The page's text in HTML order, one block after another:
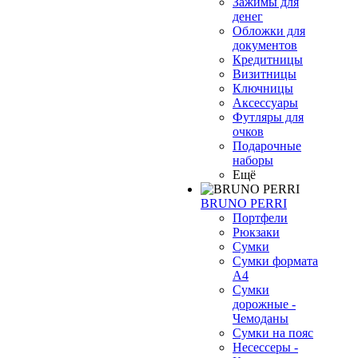
денег
Обложки для
документов
Кредитницы
Визитницы
Ключницы
Аксессуары
Футляры для
очков
Подарочные
наборы
Ещё
BRUNO PERRI
Портфели
Рюкзаки
Сумки
Сумки формата
А4
Сумки
дорожные -
Чемоданы
Сумки на пояс
Несессеры -